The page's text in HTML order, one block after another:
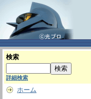
検索
詳細検索
ホーム